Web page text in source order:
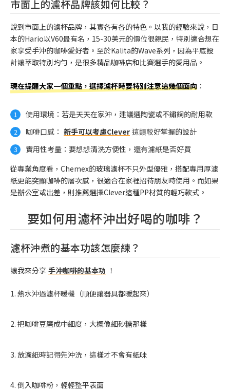
市面上的濾杯品牌該如何比較？
說到市面上的濾杯品牌，其實各有各的特色。以我的經驗來說，日
本的Hario以V60最有名，15-30美元的價位很親民，特別適合想在
家享受手沖的咖啡愛好者。至於Kalita的Wave系列，因為平底設
計讓萃取特別均勻，是很多精品咖啡店和比賽選手的愛用品。
現在提醒大家一個重點，選擇濾杯時要特別注意這幾個面向 ：
使用環境：若是天天在家沖，建議選陶瓷或不鏽鋼的耐用款
咖啡口感： 新手可以考慮Clever 這類較好掌握的設計
實用性考量：要想想清洗方便性，還有濾紙是否好買
從專業角度看，Chemex的玻璃濾杯不只外型優雅，搭配專用厚濾
紙更能突顯咖啡的層次感，很適合在家裡招待朋友時使用。而如果
是辦公室或出差，則推薦選擇Clever這種PP材質的輕巧款式。
要如何用濾杯沖出好喝的咖啡？
濾杯沖煮的基本功該怎麼練？
讓我來分享 手沖咖啡的基本功 ！
1. 熱水沖過濾杯暖機（順便讓器具都暖起來）
2. 把咖啡豆磨成中細度，大概像細砂糖那樣
3. 放濾紙時記得先沖洗，這樣才不會有紙味
4. 倒入咖啡粉，輕輕整平表面